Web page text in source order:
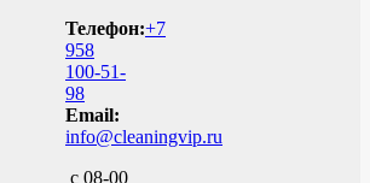
Телефон:+7
958
100-51-
98
Email:
info@cleaningvip.ru
с 08-00